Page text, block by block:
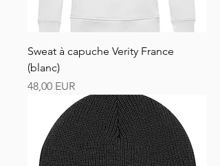
Sweat à capuche Verity France
(blanc)
Preț
48,00 EUR